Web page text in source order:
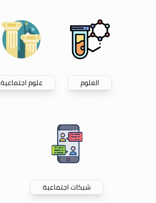
العلوم علوم اجتماعية
شبكات اجتماعية